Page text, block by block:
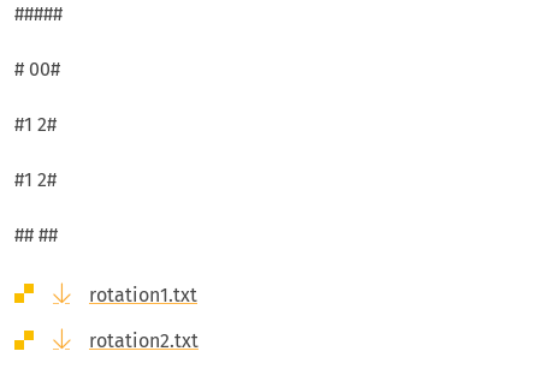
#####
# 00#
#1 2#
#1 2#
## ##
rotation1.txt
rotation2.txt